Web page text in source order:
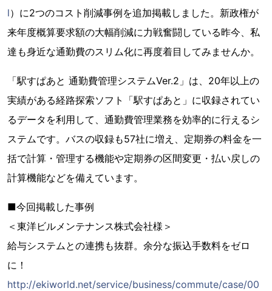
l）に2つのコスト削減事例を追加掲載しました。新政権が
来年度概算要求額の大幅削減に力戦奮闘している昨今、私
達も身近な通勤費のスリム化に再度着目してみませんか。
「駅すぱあと 通勤費管理システムVer.2」は、20年以上の
実績がある経路探索ソフト「駅すぱあと」に収録されてい
るデータを利用して、通勤費管理業務を効率的に行えるシ
ステムです。バスの収録も57社に増え、定期券の料金を一
括で計算・管理する機能や定期券の区間変更・払い戻しの
計算機能などを備えています。
■今回掲載した事例
＜東洋ビルメンテナンス株式会社様＞
給与システムとの連携も抜群。余分な振込手数料をゼロ
に！
http://ekiworld.net/service/business/commute/case/00